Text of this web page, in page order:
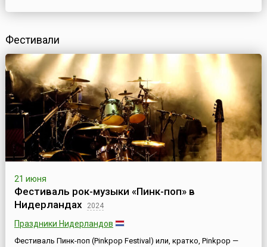
Фестивали
21 июня
Фестиваль рок-музыки «Пинк-поп» в
Нидерландах
2024
Праздники Нидерландов
Фестиваль Пинк-поп (Pinkpop Festival) или, кратко, Pinkpop —